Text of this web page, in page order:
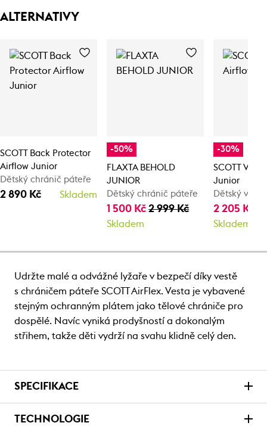
ALTERNATIVY
SCOTT Back Protector
Airflow Junior
Dětský chránič páteře
2 890 Kč Skladem
-50%
FLAXTA BEHOLD
JUNIOR
Dětský chránič páteře
1 500 Kč2 999 Kč
Skladem
-30%
SCOTT Vest
Junior
Dětský
2 205 Kč
Skladem
Udržte malé a odvážné lyžaře v bezpečí díky vestě
s chráničem páteře SCOTT AirFlex. Vesta je vybavené
stejným ochranným plátem jako tělové chrániče pro
dospělé. Navíc vyniká prodyšností a dokonalým
střihem, takže děti vydrží na svahu klidně celý den.
SPECIFIKACE
TECHNOLOGIE